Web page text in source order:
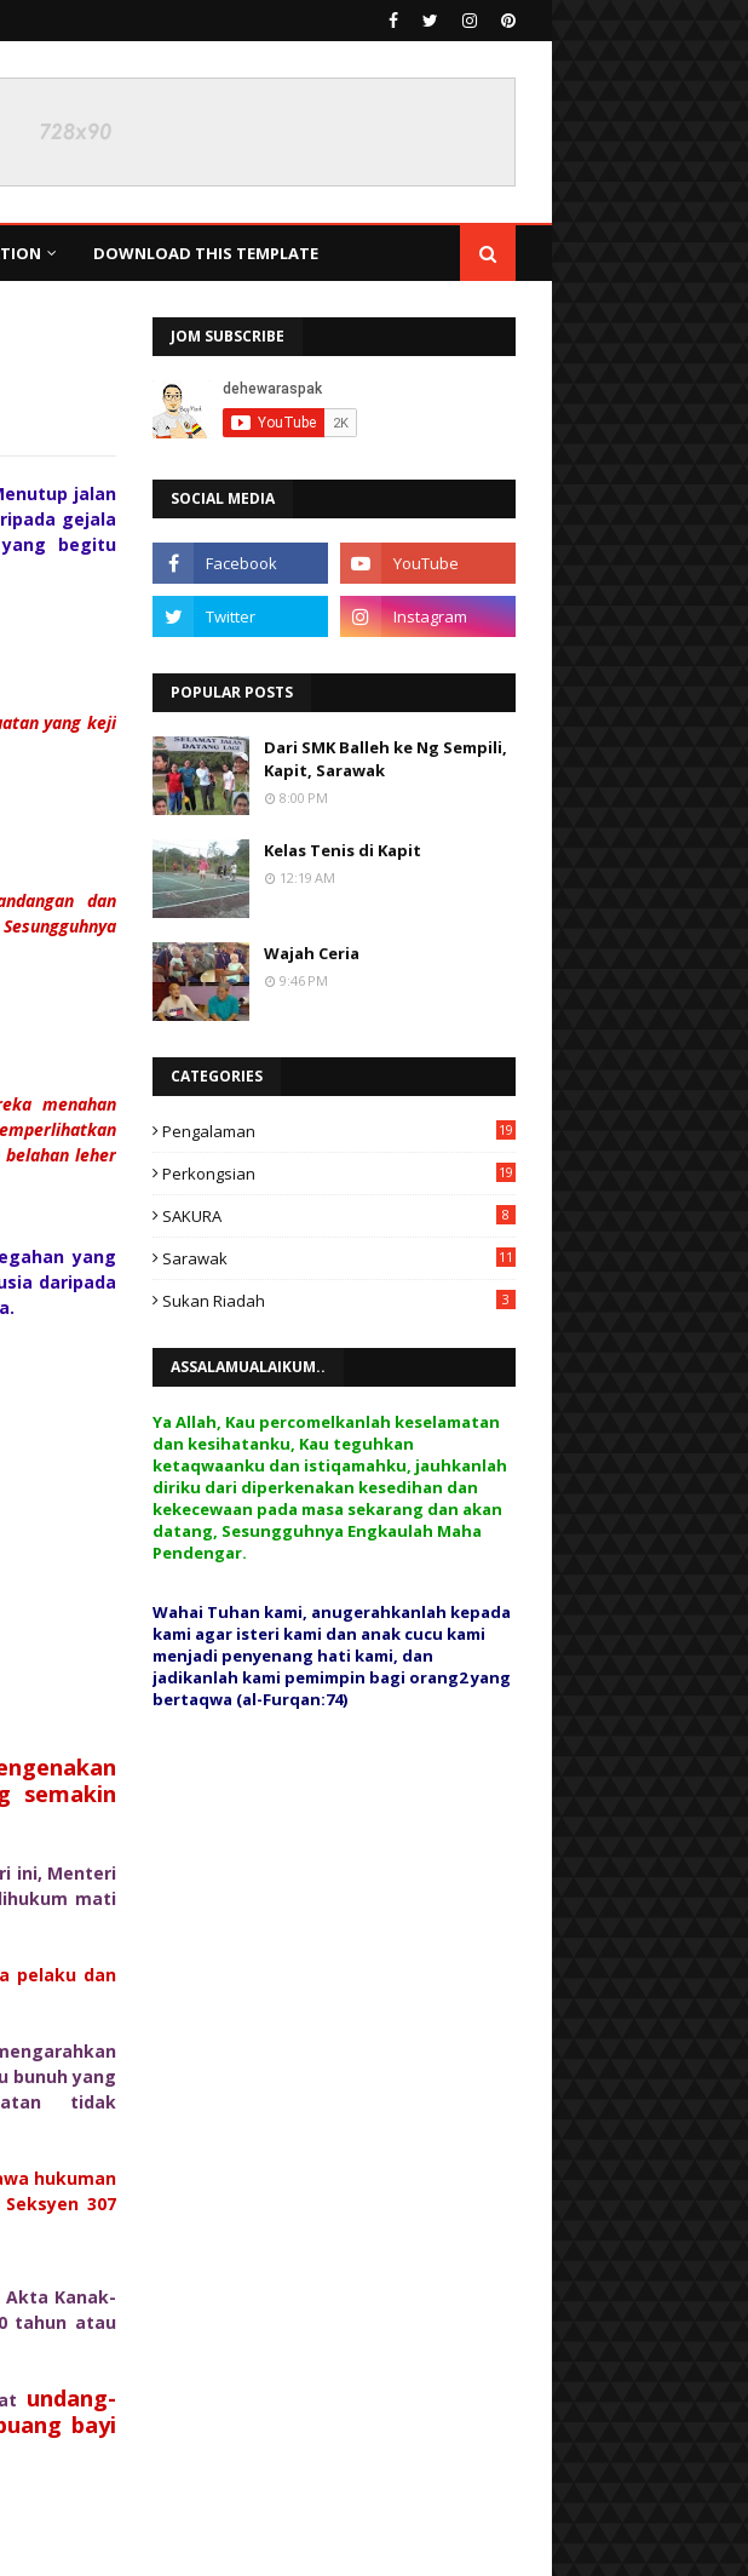
DOWNLOAD THIS TEMPLATE
jalan
gejala
begitu
yang keji
dan
menahan
leher
yang
daripada
semakin
ini, Menteri
mati
pelaku dan
bunuh yang
tidak
hukuman
307
Akta Kanak-
tahun atau
undang-
bayi
JOM SUBSCRIBE
SOCIAL MEDIA
POPULAR POSTS
Dari SMK Balleh ke Ng Sempili,
Kapit, Sarawak
8:00 PM
Kelas Tenis di Kapit
12:19 AM
Wajah Ceria
9:46 PM
CATEGORIES
Pengalaman 19
Perkongsian 19
SAKURA 8
Sarawak 11
Sukan Riadah 3
ASSALAMUALAIKUM..
Ya Allah, Kau percomelkanlah keselamatan
dan kesihatanku, Kau teguhkan
ketaqwaanku dan istiqamahku, jauhkanlah
diriku dari diperkenakan kesedihan dan
kekecewaan pada masa sekarang dan akan
datang, Sesungguhnya Engkaulah Maha
Pendengar.
Wahai Tuhan kami, anugerahkanlah kepada
kami agar isteri kami dan anak cucu kami
menjadi penyenang hati kami, dan
jadikanlah kami pemimpin bagi orang2 yang
bertaqwa (al-Furqan:74)